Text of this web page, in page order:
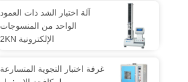
آلة اختبار الشد ذات العمود
الواحد من المنسوجات
الإلكترونية 2KN
غرفة اختبار التجوية المتسارعة